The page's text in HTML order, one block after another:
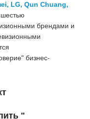
LG, Qun Chuang,
шестью
брендами и
бизнес-
"